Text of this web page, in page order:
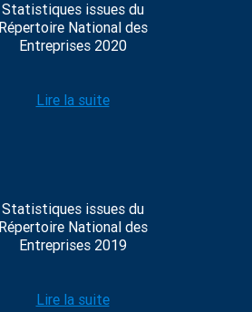
Statistiques issues du
Répertoire National des
Entreprises 2020
Lire la suite
Statistiques issues du
Répertoire National des
Entreprises 2019
Lire la suite